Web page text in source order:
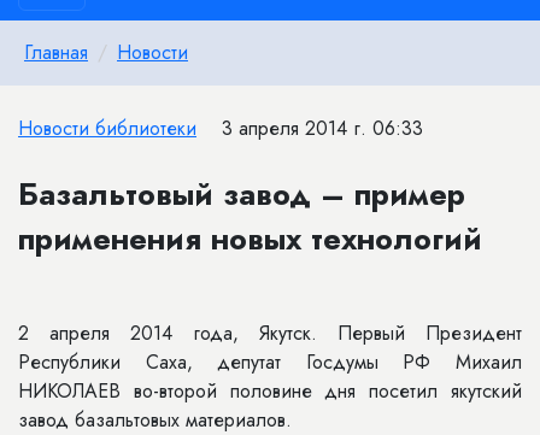
Главная Новости
Новости библиотеки 3 апреля 2014 г. 06:33
Базальтовый завод – пример
применения новых технологий
2 апреля 2014 года, Якутск. Первый Президент
Республики Саха, депутат Госдумы РФ Михаил
НИКОЛАЕВ во-второй половине дня посетил якутский
завод базальтовых материалов.